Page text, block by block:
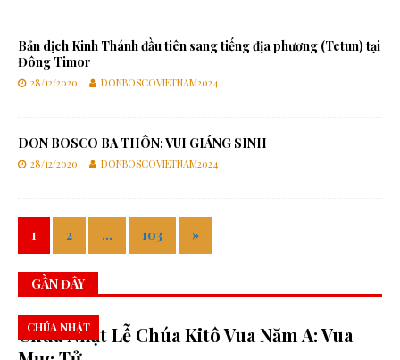
Bản dịch Kinh Thánh đầu tiên sang tiếng địa phương (Tetun) tại
Đông Timor
28/12/2020 DONBOSCOVIETNAM2024
DON BOSCO BA THÔN: VUI GIÁNG SINH
28/12/2020 DONBOSCOVIETNAM2024
1 2 … 103 »
GẦN ĐÂY
Chúa Nhật Lễ Chúa Kitô Vua Năm A: Vua
CHÚA NHẬT